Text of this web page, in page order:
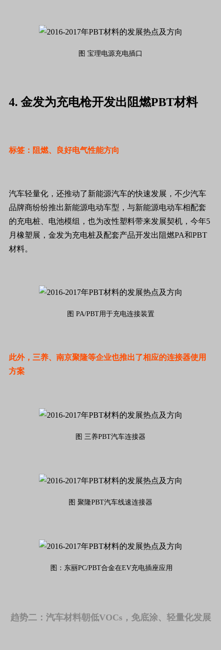
图 宝理电源充电插口
4. 金发为充电枪开发出阻燃PBT材料
标签：阻燃、良好电气性能方向
汽车轻量化，还推动了新能源汽车的快速发展，不少汽车
品牌商纷纷推出新能源电动车型，与新能源电动车相配套
的充电桩、电池模组，也为改性塑料带来发展契机，今年5
月橡塑展，金发为充电桩及配套产品开发出阻燃PA和PBT
材料。
图 PA/PBT用于充电连接装置
此外，三养、南京聚隆等企业也推出了相应的连接器使用
方案
图 三养PBT汽车连接器
图 聚隆PBT汽车线速连接器
图：东丽PC/PBT合金在EV充电插座应用
趋势二：汽车材料朝低VOCs，免底涂、轻量化发展